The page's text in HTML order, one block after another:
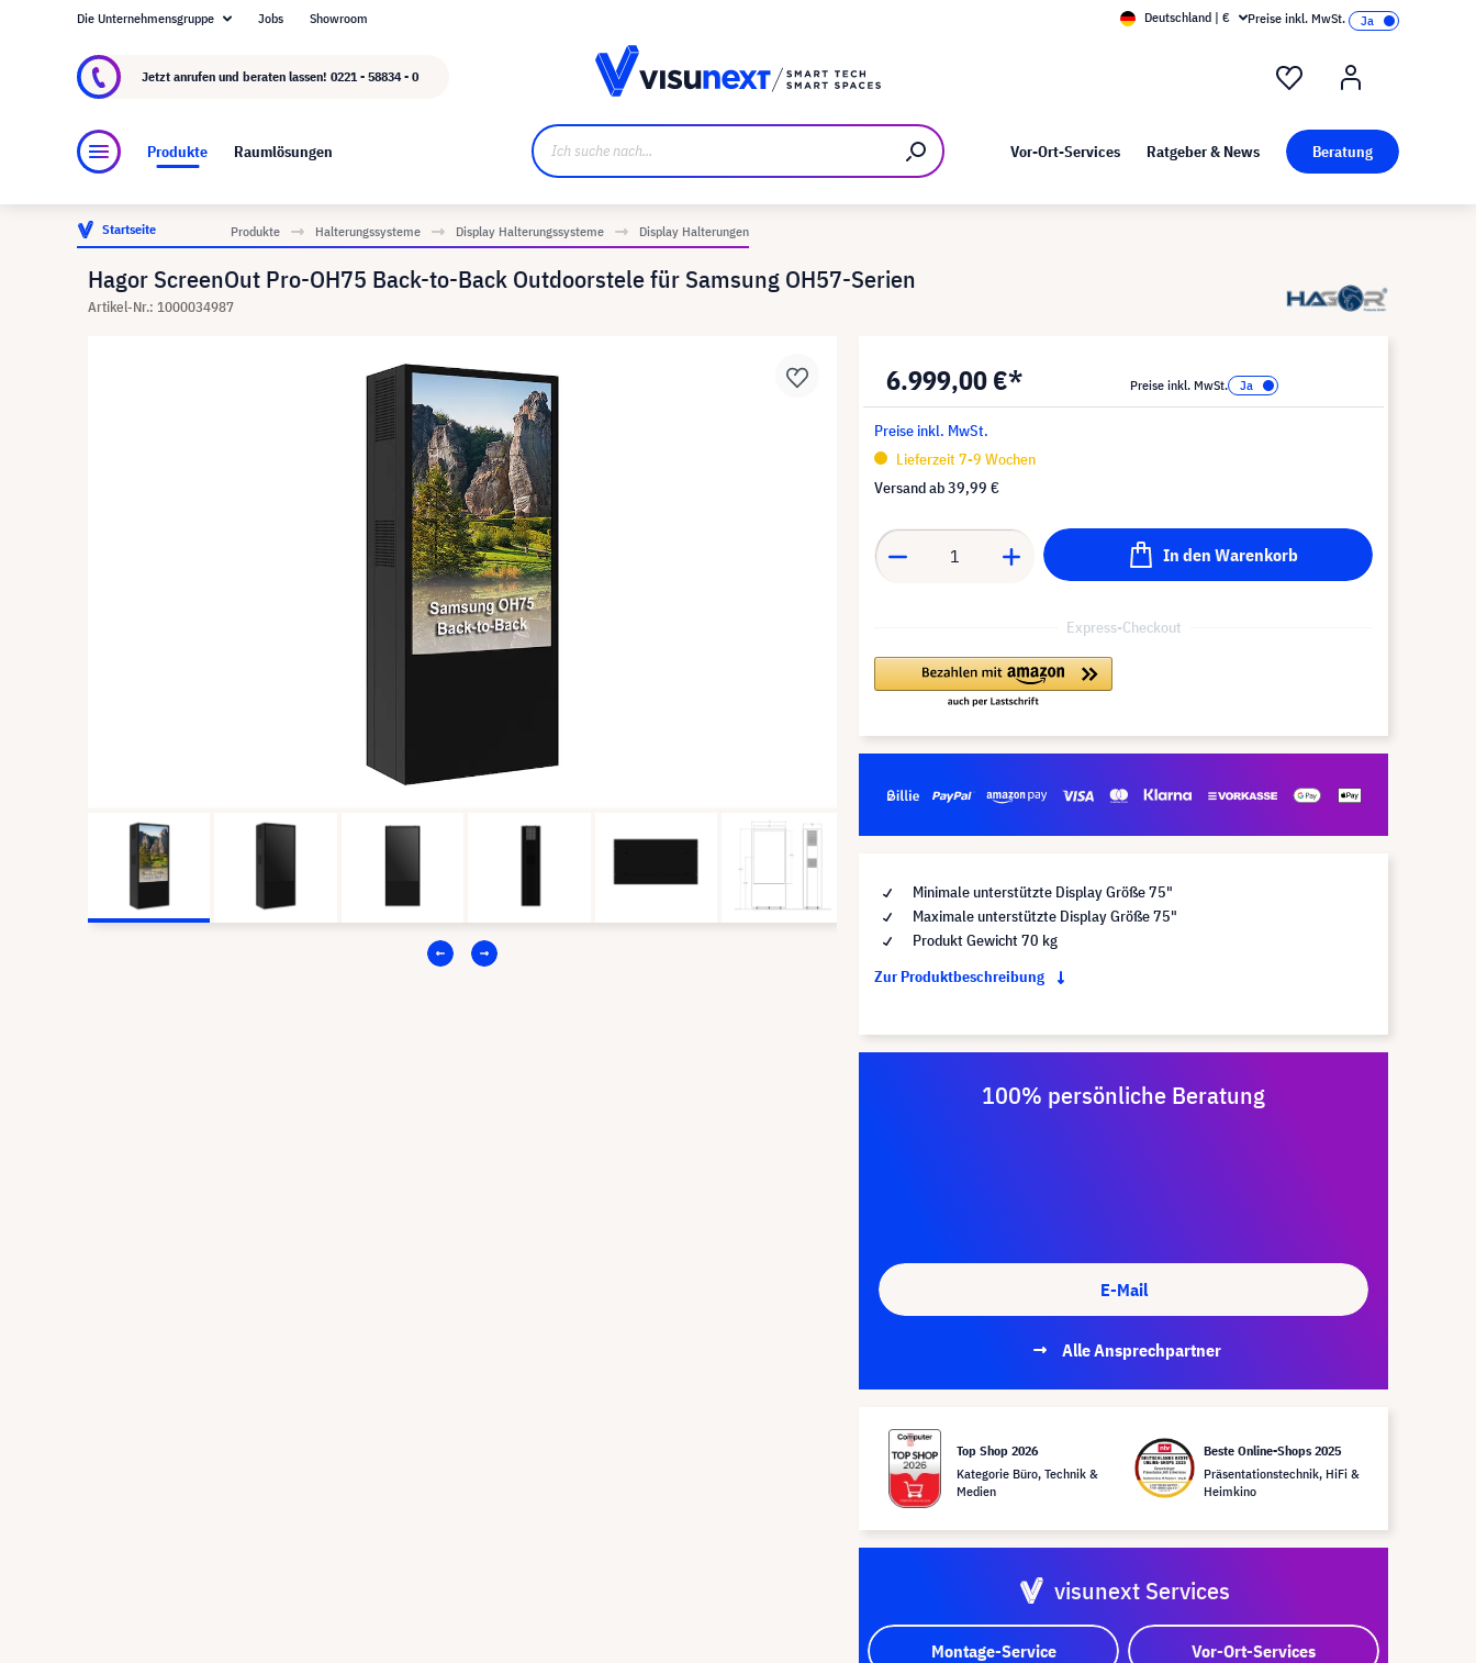
Über visunext.de Kunst bei visunext
Die Unternehmensgruppe Jobs Showroom Deutschland | € Preise inkl. MwSt.
Jetzt anrufen und beraten lassen! 0221 - 58834 - 0
Produkte Raumlösungen Vor-Ort-Services Ratgeber & News Beratung
Startseite Produkte Halterungssysteme Display Halterungssysteme Display Halterungen
Hagor ScreenOut Pro-OH75 Back-to-Back Outdoorstele für Samsung OH57-Serien
Artikel-Nr.: 1000034987
6.999,00 €* Preise inkl. MwSt.
Preise inkl. MwSt.
Lieferzeit 7-9 Wochen
Versand ab39,99 €
In den Warenkorb
Express-Checkout
Minimale unterstützte Display Größe 75"
Maximale unterstützte Display Größe 75"
Produkt Gewicht 70 kg
Zur Produktbeschreibung
100% persönliche Beratung
E-Mail
Alle Ansprechpartner
Top Shop 2026
Kategorie Büro, Technik &
Medien
Beste Online-Shops 2025
Präsentationstechnik, HiFi &
Heimkino
visunext Services
Montage-Service Vor-Ort-Services